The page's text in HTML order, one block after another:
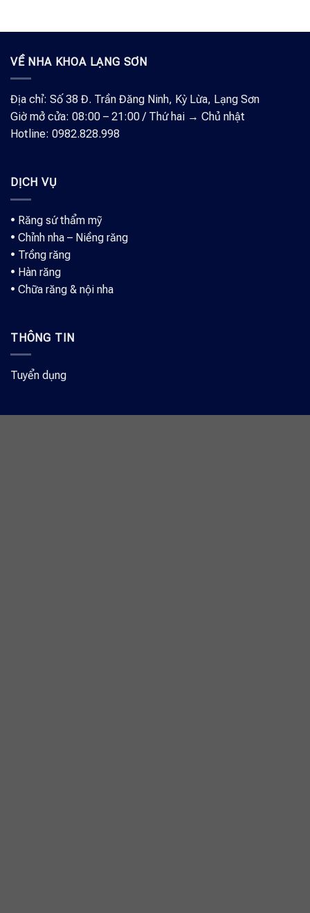
VỀ NHA KHOA LẠNG SƠN
Địa chỉ: Số 38 Đ. Trần Đăng Ninh, Kỳ Lừa, Lạng Sơn
Giờ mở cửa: 08:00 – 21:00 / Thứ hai → Chủ nhật
Hotline: 0982.828.998
DỊCH VỤ
• Răng sứ thẩm mỹ
• Chỉnh nha – Niềng răng
• Trồng răng
• Hàn răng
• Chữa răng & nội nha
THÔNG TIN
Tuyển dụng